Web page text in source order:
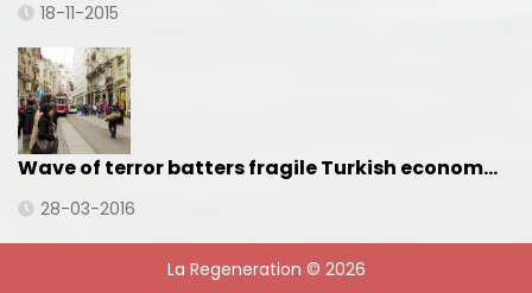
18-11-2015
Wave of terror batters fragile Turkish econom…
28-03-2016
La Regeneration © 2026